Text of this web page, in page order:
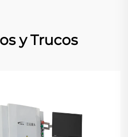
y Trucos